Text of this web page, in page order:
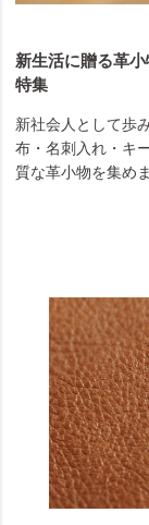
新生活に贈る革
特集
新社会人として歩
布・名刺入れ・キ
質な革小物を集め